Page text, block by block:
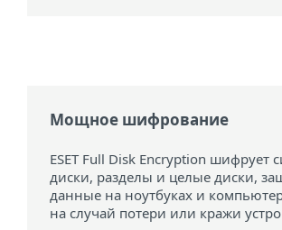
Мощное шифрование
ESET Full Disk Encryption шифрует
диски, разделы и целые диски,
данные на ноутбуках и
на случай потери или кражи